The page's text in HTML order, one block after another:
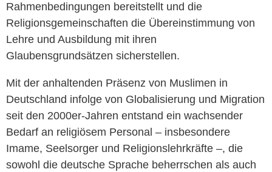
Rahmenbedingungen bereitstellt und die
Religionsgemeinschaften die Übereinstimmung von
Lehre und Ausbildung mit ihren
Glaubensgrundsätzen sicherstellen.
Mit der anhaltenden Präsenz von Muslimen in
Deutschland infolge von Globalisierung und Migration
seit den 2000er-Jahren entstand ein wachsender
Bedarf an religiösem Personal – insbesondere
Imame, Seelsorger und Religionslehrkräfte –, die
sowohl die deutsche Sprache beherrschen als auch